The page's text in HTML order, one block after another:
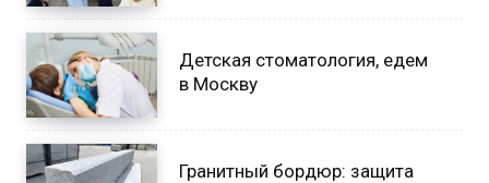
Детская стоматология, едем
в Москву
Гранитный бордюр: защита